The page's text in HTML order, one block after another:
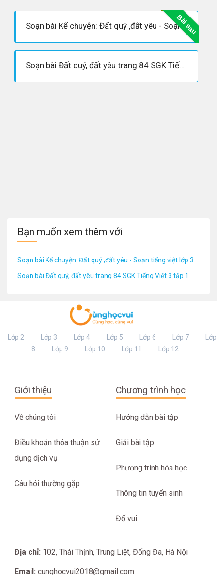
Bài sau
Soạn bài Kể chuyện: Đất quý ,đất yêu - Soạn tiếng việt lớp 3
Soạn bài Đất quý, đất yêu trang 84 SGK Tiếng Việt 3 tập 1
Bạn muốn xem thêm với
Soạn bài Kể chuyện: Đất quý ,đất yêu - Soạn tiếng việt lớp 3
Soạn bài Đất quý, đất yêu trang 84 SGK Tiếng Việt 3 tập 1
Lớp 2 Lớp 3 Lớp 4 Lớp 5 Lớp 6 Lớp 7
Lớp
8
Lớp 9 Lớp 10 Lớp 11 Lớp 12
Giới thiệu
Về chúng tôi
Điều khoản thỏa thuận sử
dụng dịch vụ
Câu hỏi thường gặp
Chương trình học
Hướng dẫn bài tập
Giải bài tập
Phương trình hóa học
Thông tin tuyển sinh
Đố vui
Địa chỉ: 102, Thái Thịnh, Trung Liệt, Đống Đa, Hà Nội
Email: cunghocvui2018@gmail.com